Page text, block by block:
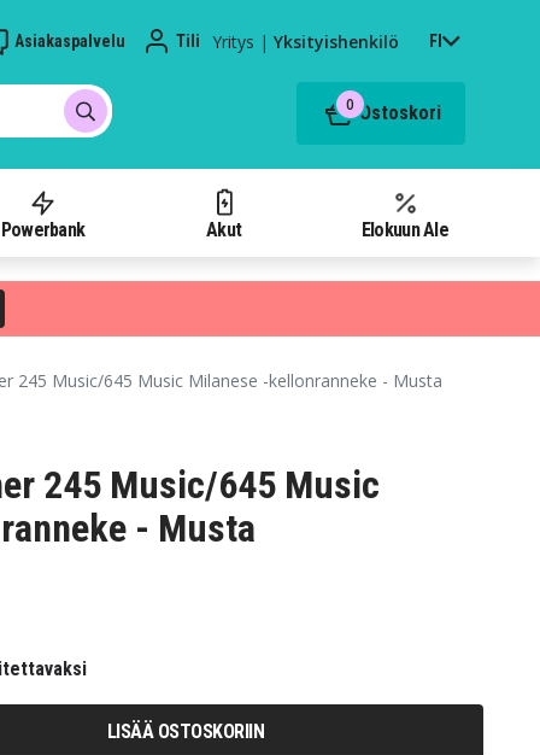
Asiakaspalvelu Tili Yritys | Yksityishenkilö FI
0 Ostoskori
Powerbank Akut Elokuun Ale
245 Music/645 Music Milanese -kellonranneke - Musta
245 Music/645 Music
- Musta
LISÄÄ OSTOSKORIIN